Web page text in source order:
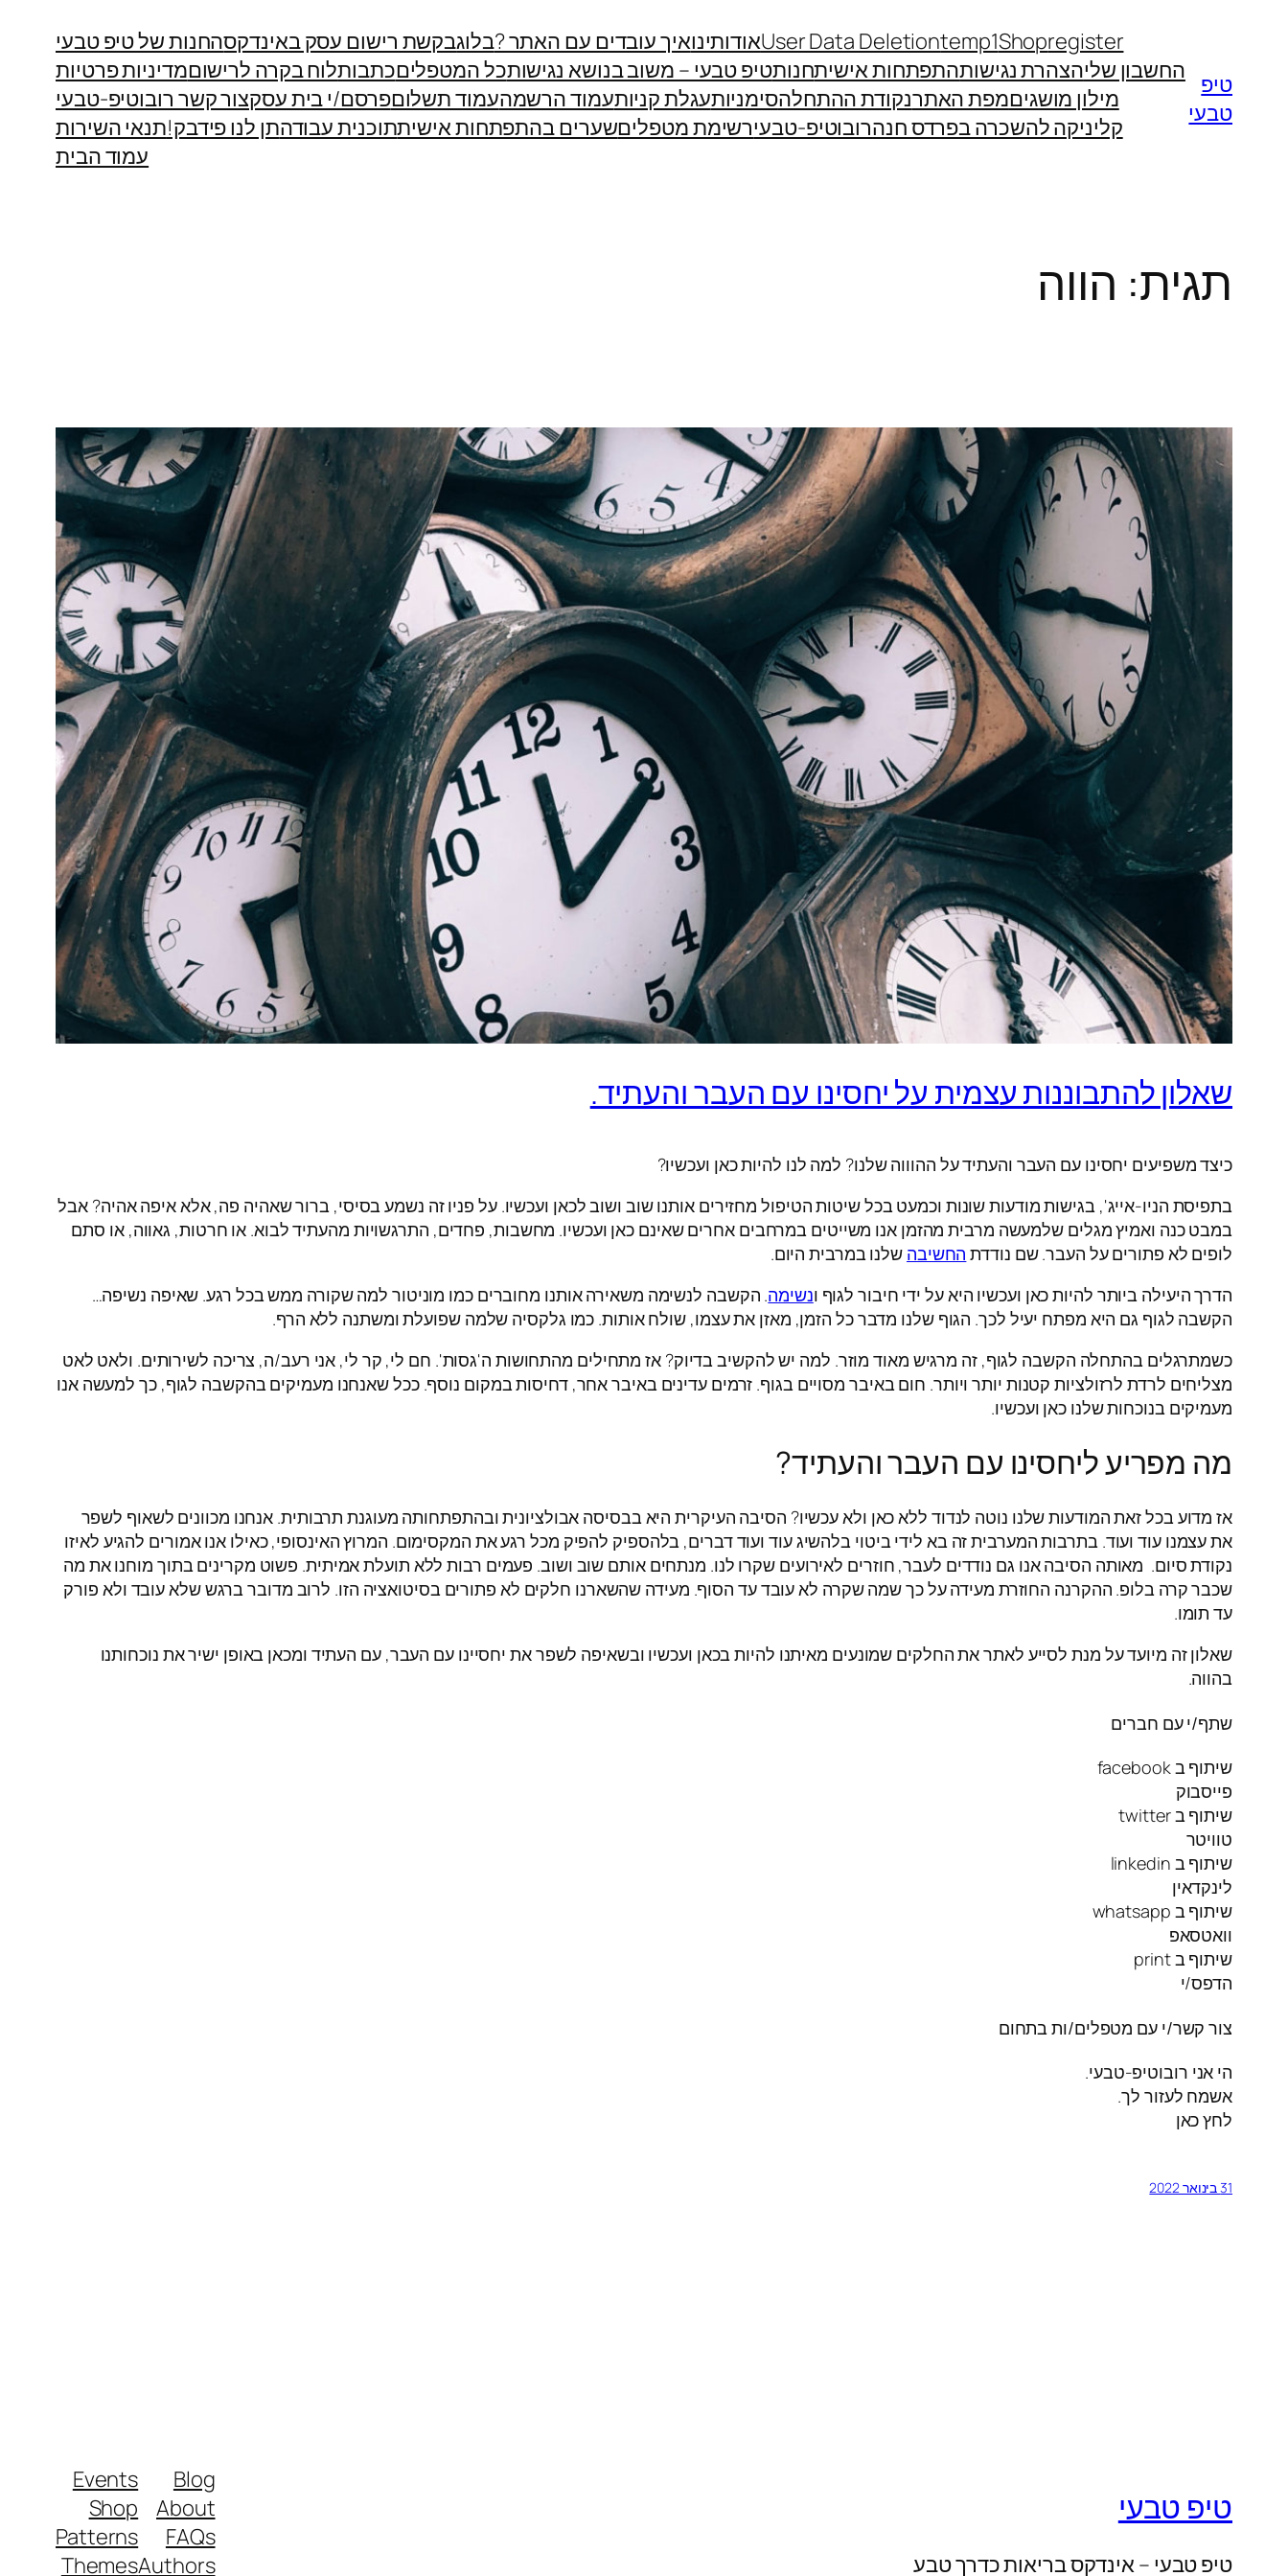
טיפ
טבעי
register
Shop
temp1
User Data Deletionאודותינואיך עובדים עם האתר ?בלוגבקשת רישום עסק באינדקסהחנות של טיפ טבעי
החשבון שליהצהרת נגישותהתפתחות אישיתחנותטיפ טבעי – משוב בנושא נגישותכל המטפליםכתבותלוח בקרה לרישוםמדיניות פרטיות
מילון מושגיםמפת האתרנקודת ההתחלהסימניותעגלת קניותעמוד הרשמהעמוד תשלוםפרסם/י בית עסקצור קשר רובוטיפ-טבעי
קליניקה להשכרה בפרדס חנהרובוטיפ-טבעירשימת מטפליםשערים בהתפתחות אישיתתוכנית עבודהתן לנו פידבק!תנאי השירות
עמוד הבית
תגית: הווה
שאלון להתבוננות עצמית על יחסינו עם העבר והעתיד.
כיצד משפיעים יחסינו עם העבר והעתיד על ההוווה שלנו? למה לנו להיות כאן ועכשיו?
בתפיסת הניו-אייג', בגישות מודעות שונות וכמעט בכל שיטות הטיפול מחזירים אותנו שוב ושוב לכאן ועכשיו. על פניו זה נשמע בסיסי, ברור שאהיה פה, אלא איפה אהיה? אבל
במבט כנה ואמיץ מגלים שלמעשה מרבית מהזמן אנו משייטים במרחבים אחרים שאינם כאן ועכשיו. מחשבות, פחדים, התרגשויות מהעתיד לבוא. או חרטות, גאווה, או סתם
לופים לא פתורים על העבר. שם נודדת החשיבה שלנו במרבית היום.
הדרך היעילה ביותר להיות כאן ועכשיו היא על ידי חיבור לגוף ונשימה. הקשבה לנשימה משאירה אותנו מחוברים כמו מוניטור למה שקורה ממש בכל רגע. שאיפה נשיפה…
הקשבה לגוף גם היא מפתח יעיל לכך. הגוף שלנו מדבר כל הזמן, מאזן את עצמו, שולח אותות. כמו גלקסיה שלמה שפועלת ומשתנה ללא הרף.
כשמתרגלים בהתחלה הקשבה לגוף, זה מרגיש מאוד מוזר. למה יש להקשיב בדיוק? אז מתחילים מהתחושות ה'גסות'. חם לי, קר לי, אני רעב/ה, צריכה לשירותים. ולאט לאט
מצליחים לרדת לרזולציות קטנות יותר ויותר. חום באיבר מסויים בגוף. זרמים עדינים באיבר אחר, דחיסות במקום נוסף. ככל שאנחנו מעמיקים בהקשבה לגוף, כך למעשה אנו
מעמיקים בנוכחות שלנו כאן ועכשיו.
מה מפריע ליחסינו עם העבר והעתיד?
אז מדוע בכל זאת המודעות שלנו נוטה לנדוד ללא כאן ולא עכשיו? הסיבה העיקרית היא בבסיסה אבולציונית ובהתפתחותה מעוגנת תרבותית. אנחנו מכוונים לשאוף לשפר
את עצמנו עוד ועוד. בתרבות המערבית זה בא לידי ביטוי בלהשיג עוד ועוד דברים, בלהספיק להפיק מכל רגע את המקסימום. המרוץ האינסופי, כאילו אנו אמורים להגיע לאיזו
נקודת סיום. מאותה הסיבה אנו גם נודדים לעבר, חוזרים לאירועים שקרו לנו. מנתחים אותם שוב ושוב. פעמים רבות ללא תועלת אמיתית. פשוט מקרינים בתוך מוחנו את מה
שכבר קרה בלופ. ההקרנה החוזרת מעידה על כך שמה שקרה לא עובד עד הסוף. מעידה שהשארנו חלקים לא פתורים בסיטואציה הזו. לרוב מדובר ברגש שלא עובד ולא פורק
עד תומו.
שאלון זה מיועד על מנת לסייע לאתר את החלקים שמונעים מאיתנו להיות בכאן ועכשיו ובשאיפה לשפר את יחסיינו עם העבר, עם העתיד ומכאן באופן ישיר את נוכחותנו
בהווה.
שתף/י עם חברים
שיתוף ב facebook
פייסבוק
שיתוף ב twitter
טוויטר
שיתוף ב linkedin
לינקדאין
שיתוף ב whatsapp
וואטסאפ
שיתוף ב print
הדפס/י
צור קשר/י עם מטפלים/ות בתחום
הי אני רובוטיפ-טבעי.
אשמח לעזור לך.
לחץ כאן
31 בינואר 2022
טיפ טבעי
טיפ טבעי – אינדקס בריאות כדרך טבע
Blog
About
FAQs
Authors
Events
Shop
Patterns
Themes